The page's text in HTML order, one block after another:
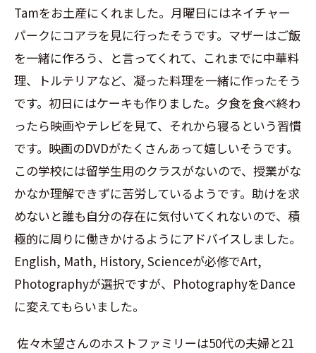
Tamをお土産にくれました。月曜日にはネイチャー
パークにコアラを見に行ったそうです。マザーはご飯
を一緒に作ろう、と言ってくれて、これまでに中華料
理、トルテリアなど、凝った料理を一緒に作ったそう
です。初日にはケーキも作りました。夕食を食べ終わ
ったら映画やテレビを見て、それから寝るという習慣
です。映画のDVDがたくさんあって嬉しいそうです。
この学校には留学生用のクラスがないので、授業がな
かなか理解できずに苦労しているようです。助けを求
めないと誰も自分の存在に気付いてくれないので、積
極的に周りに働きかけるようにアドバイスしました。
English, Math, History, Scienceが必修でArt,
Photographyが選択ですが、 PhotographyをDance
に変えてもらいました。
佐々木望さんのホストファミリーは50代の夫婦と21